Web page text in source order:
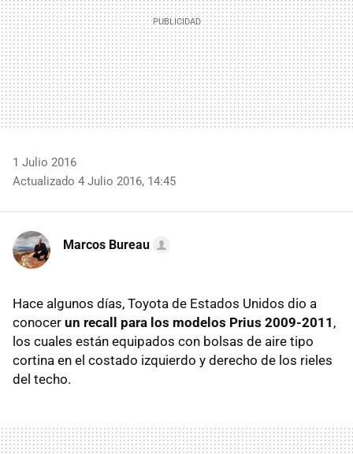
1 Julio 2016
Actualizado 4 Julio 2016, 14:45
Marcos Bureau
Hace algunos días, Toyota de Estados Unidos dio a
conocer un recall para los modelos Prius 2009-2011 ,
los cuales están equipados con bolsas de aire tipo
cortina en el costado izquierdo y derecho de los rieles
del techo.